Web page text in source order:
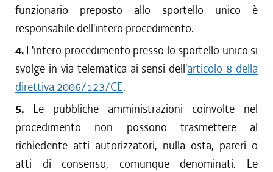
funzionario preposto allo sportello unico è
responsabile dell'intero procedimento.
4. L'intero procedimento presso lo sportello unico si
svolge in via telematica ai sensi dell'articolo 8 della
direttiva 2006/123/CE.
5. Le pubbliche amministrazioni coinvolte nel
procedimento non possono trasmettere al
richiedente atti autorizzatori, nulla osta, pareri o
atti di consenso, comunque denominati. Le